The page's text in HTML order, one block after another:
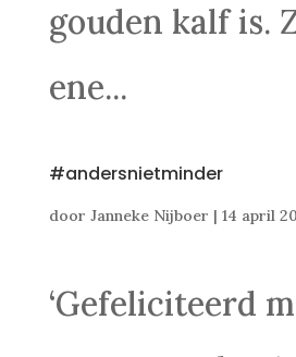
gouden kalf is.
ene...
#andersnietminder
door Janneke Nijboer | 14 april
‘Gefeliciteerd